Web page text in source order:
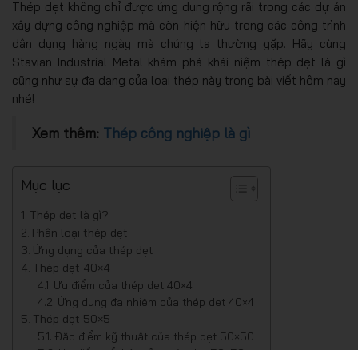
Thép dẹt không chỉ được ứng dụng rộng rãi trong các dự án
xây dựng công nghiệp mà còn hiện hữu trong các công trình
dân dụng hàng ngày mà chúng ta thường gặp. Hãy cùng
Stavian Industrial Metal khám phá khái niệm thép dẹt là gì
cũng như sự đa dạng của loại thép này trong bài viết hôm nay
nhé!
Xem thêm: Thép công nghiệp là gì
Mục lục
Thép dẹt là gì?
Phân loại thép dẹt
Ứng dụng của thép dẹt
Thép dẹt 40×4
Ưu điểm của thép dẹt 40×4
Ứng dụng đa nhiệm của thép dẹt 40×4
Thép dẹt 50×5
Đặc điểm kỹ thuật của thép dẹt 50×50